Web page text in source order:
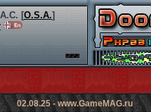
[O.S.A.]
02.08.25 -www.GameMAG.ru